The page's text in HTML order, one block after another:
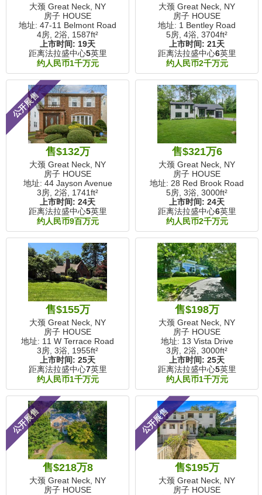
大颈 Great Neck, NY
房子 HOUSE
地址: 47-11 Belmont Road
4房, 2浴, 1587ft²
上市时间: 19天
距离法拉盛中心5英里
约人民币1千万元
大颈 Great Neck, NY
房子 HOUSE
地址: 1 Bentley Road
5房, 4浴, 3704ft²
上市时间: 21天
距离法拉盛中心6英里
约人民币2千万元
公开展售
售$132万
大颈 Great Neck, NY
房子 HOUSE
地址: 44 Jayson Avenue
3房, 2浴, 1741ft²
上市时间: 24天
距离法拉盛中心5英里
约人民币9百万元
售$321万6
大颈 Great Neck, NY
房子 HOUSE
地址: 28 Red Brook Road
5房, 3浴, 3000ft²
上市时间: 24天
距离法拉盛中心6英里
约人民币2千万元
售$155万
大颈 Great Neck, NY
房子 HOUSE
地址: 11 W Terrace Road
3房, 3浴, 1955ft²
上市时间: 25天
距离法拉盛中心7英里
约人民币1千万元
售$198万
大颈 Great Neck, NY
房子 HOUSE
地址: 13 Vista Drive
3房, 2浴, 3000ft²
上市时间: 25天
距离法拉盛中心5英里
约人民币1千万元
公开展售
售$218万8
大颈 Great Neck, NY
房子 HOUSE
公开展售
售$195万
大颈 Great Neck, NY
房子 HOUSE